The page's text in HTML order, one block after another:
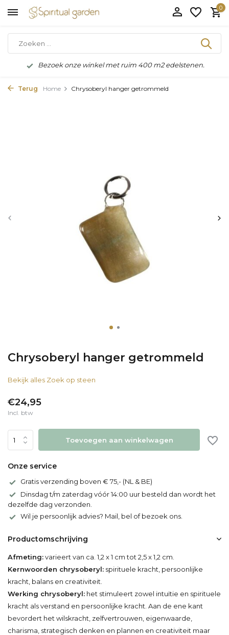
0
Bezoek onze winkel met ruim 400 m2 edelstenen.
Terug Home Chrysoberyl hanger getrommeld
Chrysoberyl hanger getrommeld
Bekijk alles Zoek op steen
€24,95
Incl. btw
Toevoegen aan winkelwagen
Onze service
Gratis verzending boven € 75,- (NL & BE)
Dinsdag t/m zaterdag vóór 14:00 uur besteld dan wordt het
dezelfde dag verzonden.
Wil je persoonlijk advies? Mail, bel of bezoek ons.
Productomschrijving
Afmeting:varieert van ca. 1,2 x 1 cm tot 2,5 x 1,2 cm.
Kernwoorden chrysoberyl: spirituele kracht, persoonlijke
kracht, balans en creativiteit.
Werking chrysoberyl: het stimuleert zowel intuïtie en spirituele
kracht als verstand en persoonlijke kracht. Aan de ene kant
bevordert het wilskracht, zelfvertrouwen, eigenwaarde,
charisma, strategisch denken en plannen en creativiteit maar